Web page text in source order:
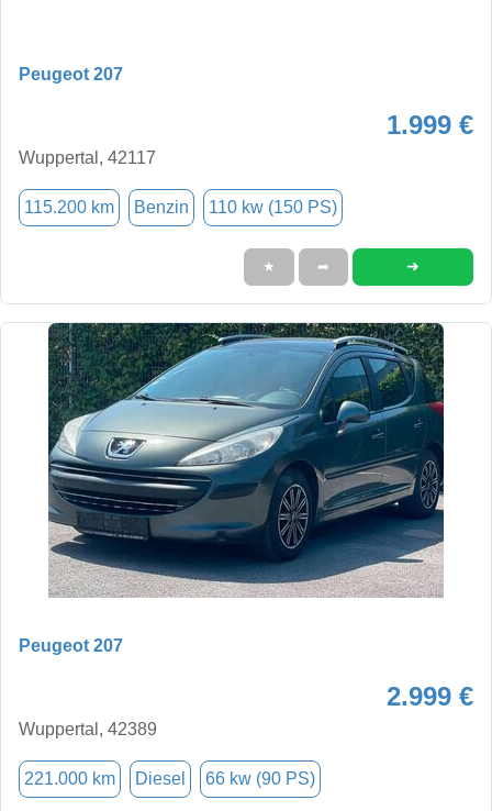
Peugeot 207
1.999 €
Wuppertal, 42117
115.200 km Benzin 110 kw (150 PS)
★ ➦ ➜
Peugeot 207
2.999 €
Wuppertal, 42389
221.000 km Diesel 66 kw (90 PS)